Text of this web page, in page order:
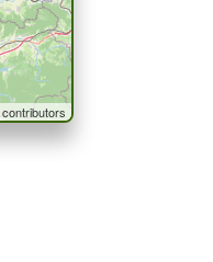
contributors